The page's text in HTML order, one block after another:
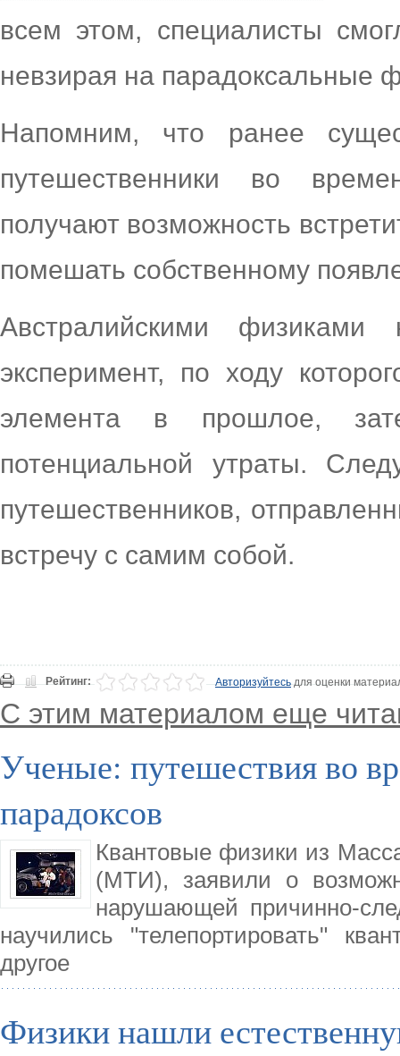
всем этом, специалисты
невзирая на парадоксальные
Напомним, что ранее
путешественники во
получают возможность
помешать собственному
Австралийскими
эксперимент, по ходу
элемента в прошлое,
потенциальной утраты.
путешественников,
встречу с самим собой.
Рейтинг: Авторизуйтесьдля оценки
С этим материалом еще
Ученые: путешествия во
парадоксов
Квантовые физики из
(МТИ), заявили о
нарушающей причинно-
научились "телепортировать"
другое
Физики нашли